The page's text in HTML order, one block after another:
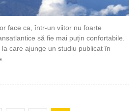
face ca, într-un viitor nu foarte
să fie mai puțin confortabile.
care ajunge un studiu publicat în